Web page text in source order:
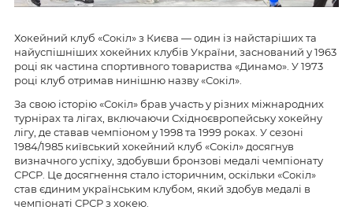
Хокейний клуб «Сокіл» з Києва — один із найстаріших та
найуспішніших хокейних клубів України, заснований у 1963
році як частина спортивного товариства «Динамо». У 1973
році клуб отримав нинішню назву «Сокіл».
За свою історію «Сокіл» брав участь у різних міжнародних
турнірах та лігах, включаючи Східноєвропейську хокейну
лігу, де ставав чемпіоном у 1998 та 1999 роках. У сезоні
1984/1985 київський хокейний клуб «Сокіл» досягнув
визначного успіху, здобувши бронзові медалі чемпіонату
СРСР. Це досягнення стало історичним, оскільки «Сокіл»
став єдиним українським клубом, який здобув медалі в
чемпіонаті СРСР з хокею.